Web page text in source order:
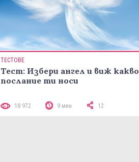
ТЕСТОВЕ
Тест: Избери ангел и виж какво
послание ти носи
18 972 9 мин 12